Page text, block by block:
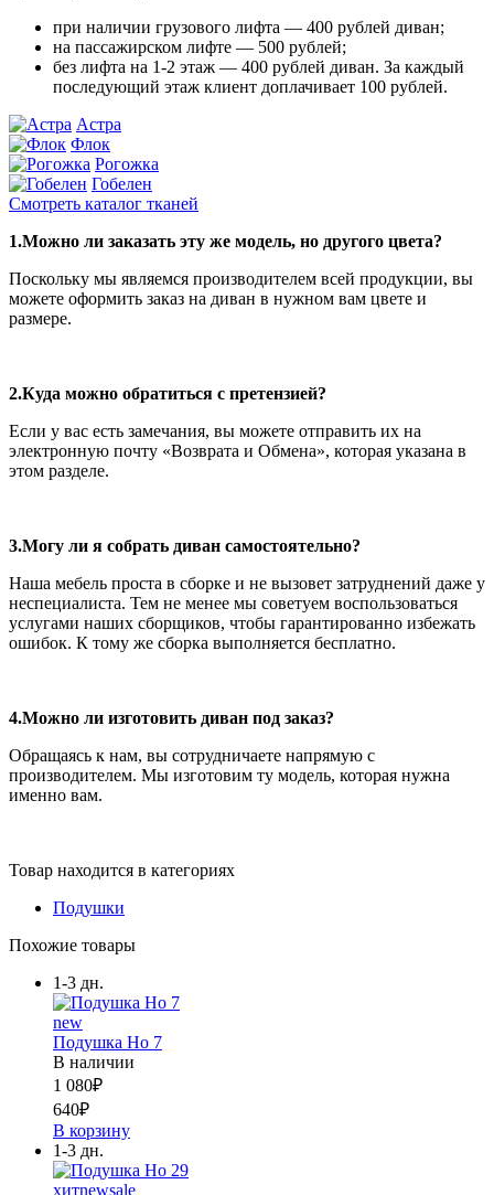
при наличии грузового лифта — 400 рублей диван;
на пассажирском лифте — 500 рублей;
без лифта на 1-2 этаж — 400 рублей диван. За каждый
последующий этаж клиент доплачивает 100 рублей.
Астра
Флок
Рогожка
Гобелен
Смотреть каталог тканей
1.Можно ли заказать эту же модель, но другого цвета?
Поскольку мы являемся производителем всей продукции, вы
можете оформить заказ на диван в нужном вам цвете и
размере.
2.Куда можно обратиться с претензией?
Если у вас есть замечания, вы можете отправить их на
электронную почту «Возврата и Обмена», которая указана в
этом разделе.
3.Могу ли я собрать диван самостоятельно?
Наша мебель проста в сборке и не вызовет затруднений даже у
неспециалиста. Тем не менее мы советуем воспользоваться
услугами наших сборщиков, чтобы гарантированно избежать
ошибок. К тому же сборка выполняется бесплатно.
4.Можно ли изготовить диван под заказ?
Обращаясь к нам, вы сотрудничаете напрямую с
производителем. Мы изготовим ту модель, которая нужна
именно вам.
Товар находится в категориях
Подушки
Похожие товары
1-3 дн.
new
Подушка Но 7
В наличии
1 080₽
640₽
В корзину
1-3 дн.
хитnewsale